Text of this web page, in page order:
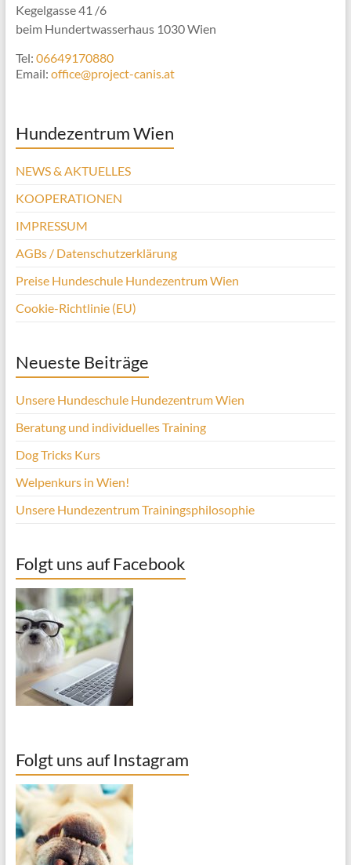
Kegelgasse 41 /6
beim Hundertwasserhaus 1030 Wien
Tel: 06649170880
Email: office@project-canis.at
Hundezentrum Wien
NEWS & AKTUELLES
KOOPERATIONEN
IMPRESSUM
AGBs / Datenschutzerklärung
Preise Hundeschule Hundezentrum Wien
Cookie-Richtlinie (EU)
Neueste Beiträge
Unsere Hundeschule Hundezentrum Wien
Beratung und individuelles Training
Dog Tricks Kurs
Welpenkurs in Wien!
Unsere Hundezentrum Trainingsphilosophie
Folgt uns auf Facebook
Folgt uns auf Instagram